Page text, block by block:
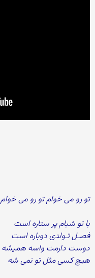
تو رو می خوام تو رو می خوام
با تو شبام پر ستاره است
فصـل تـولدی دوباره است
دوست دارمت واسه همیشه
هیچ کسی مثل تو نمی شه